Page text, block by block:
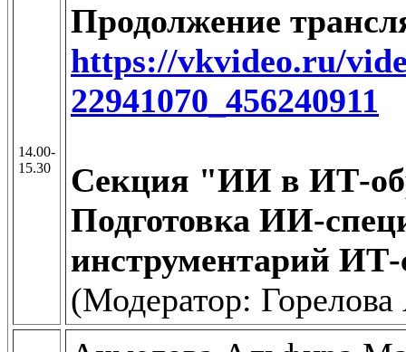
14.00-
15.30
Продолжение
https://vkvideo.ru/
22941070_456240911
Секция "ИИ в ИТ-
Подготовка ИИ-
инструментарий
(Модератор: